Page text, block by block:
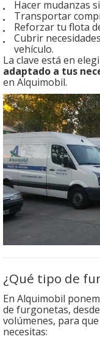
Hacer mudanzas
Transportar
Reforzar tu flota
Cubrir
vehículo.
La clave está en
adaptado a tus
en Alquimobil.
¿Qué tipo de
En Alquimobil
de furgonetas,
volúmenes, para
necesitas: